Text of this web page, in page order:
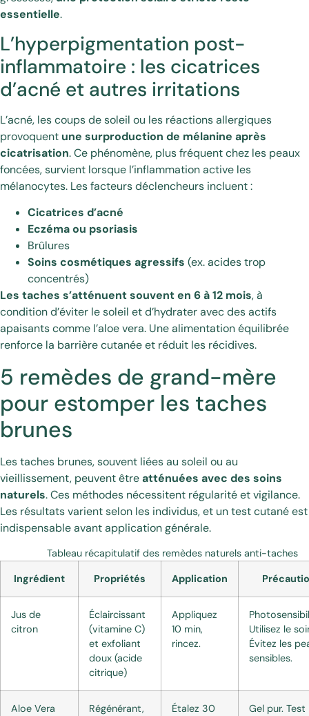
essentielle.
L’hyperpigmentation post-
inflammatoire : les cicatrices
d’acné et autres irritations
L’acné, les coups de soleil ou les réactions allergiques
provoquent une surproduction de mélanine après
cicatrisation. Ce phénomène, plus fréquent chez les peaux
foncées, survient lorsque l’inflammation active les
mélanocytes. Les facteurs déclencheurs incluent :
Cicatrices d’acné
Eczéma ou psoriasis
Brûlures
Soins cosmétiques agressifs (ex. acides trop
concentrés)
Les taches s’atténuent souvent en 6 à 12 mois, à
condition d’éviter le soleil et d’hydrater avec des actifs
apaisants comme l’aloe vera. Une alimentation équilibrée
renforce la barrière cutanée et réduit les récidives.
5 remèdes de grand-mère
pour estomper les taches
brunes
Les taches brunes, souvent liées au soleil ou au
vieillissement, peuvent êtreatténuées avec des soins
naturels. Ces méthodes nécessitent régularité et vigilance.
Les résultats varient selon les individus, et un test cutané est
indispensable avant application générale.
Tableau récapitulatif des remèdes naturels anti-taches
Ingrédient Propriétés Application
Jus de
citron
Éclaircissant
(vitamine C)
et exfoliant
doux (acide
citrique)
Appliquez
10 min,
rincez.
Utilisez le
Évitez les
sensibles.
Aloe Vera
Régénérant,
Étalez 30
Gel pur. Test